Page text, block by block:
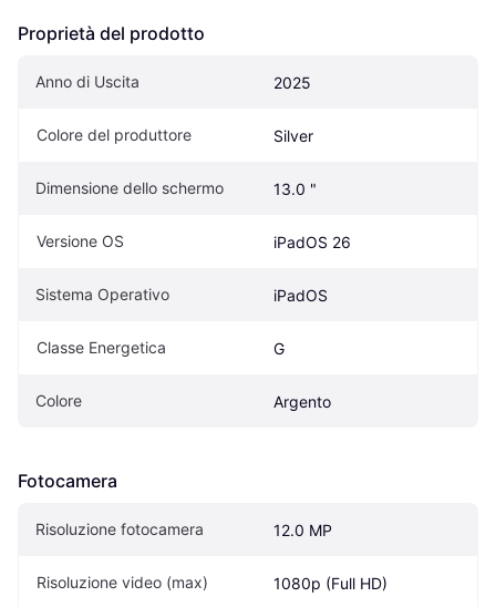
Proprietà del prodotto
Anno di Uscita 2025
Colore del produttore Silver
Dimensione dello schermo 13.0 "
Versione OS iPadOS 26
Sistema Operativo iPadOS
Classe Energetica G
Colore Argento
Fotocamera
Risoluzione fotocamera 12.0 MP
Risoluzione video (max) 1080p (Full HD)